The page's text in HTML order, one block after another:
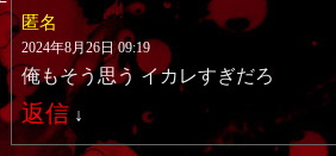
匿名
2024年8月26日 09:19
俺もそう思う イカレすぎだろ
返信 ↓